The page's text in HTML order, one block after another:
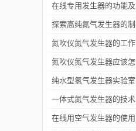
的智能化气源解决方案
在线专用发生器的功能及
对人们的影响
探索高纯氮气发生器的制
氮技术与应用领域
氮吹仪氮气发生器的工作
原理与实验室前处理效率
提升实战
氮吹仪氮气发生器应该怎
样使用？
纯水型氢气发生器实验室
与工业的绿色制氢设备
一体式氮气发生器的技术
的优势
在线用空气发生器的使用